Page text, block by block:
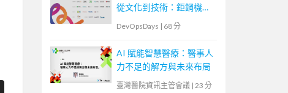
從文化到技術：鉅鋼機械
的敏捷實踐與數位轉型之
DevOpsDays | 68 分
AI 賦能智慧醫療：醫事人
力不足的解方與未來布局
臺灣醫院資訊主管會議 | 23 分